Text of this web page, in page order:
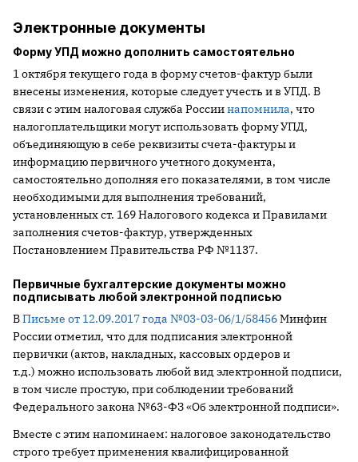
Электронные документы
Форму УПД можно дополнить самостоятельно
1 октября текущего года в форму счетов-фактур были
внесены изменения, которые следует учесть и в УПД. В
связи с этим налоговая служба Россиинапомнила, что
налогоплательщики могут использовать форму УПД,
объединяющую в себе реквизиты счета-фактуры и
информацию первичного учетного документа,
самостоятельно дополняя его показателями, в том числе
необходимыми для выполнения требований,
установленных ст. 169 Налогового кодекса и Правилами
заполнения счетов-фактур, утвержденных
Постановлением Правительства РФ №1137.
Первичные бухгалтерские документы можно
подписывать любой электронной подписью
ВПисьме от 12.09.2017 года №03-03-06/1/58456Минфин
России отметил, что для подписания электронной
первички (актов, накладных, кассовых ордеров и
т.д.) можно использовать любой вид электронной подписи,
в том числе простую, при соблюдении требований
Федерального закона №63-ФЗ «Об электронной подписи».
Вместе с этим напоминаем: налоговое законодательство
строго требует применения квалифицированной